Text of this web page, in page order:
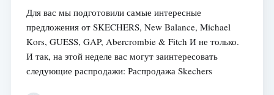
Для вас мы подготовили самые интересные
предложения от SKECHERS, New Balance, Michael
Kors, GUESS, GAP, Abercrombie & Fitch И не только.
И так, на этой неделе вас могут заинтересовать
следующие распродажи: Распродажа Skechers